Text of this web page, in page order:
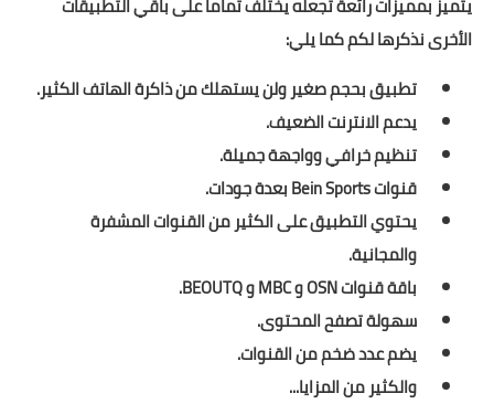
الأخرى نذكرها لكم كما يلي:
تطبيق بحجم صغير ولن يستهلك من ذاكرة الهاتف الكثير.
يدعم الانترنت الضعيف.
تنظيم خرافي وواجهة جميلة.
قنوات Bein Sports بعدة جودات.
يحتوي التطبيق على الكثير من القنوات المشفرة
والمجانية.
باقة قنوات OSN و MBC و BEOUTQ.
سهولة تصفح المحتوى.
يضم عدد ضخم من القنوات.
والكثير من المزايا...